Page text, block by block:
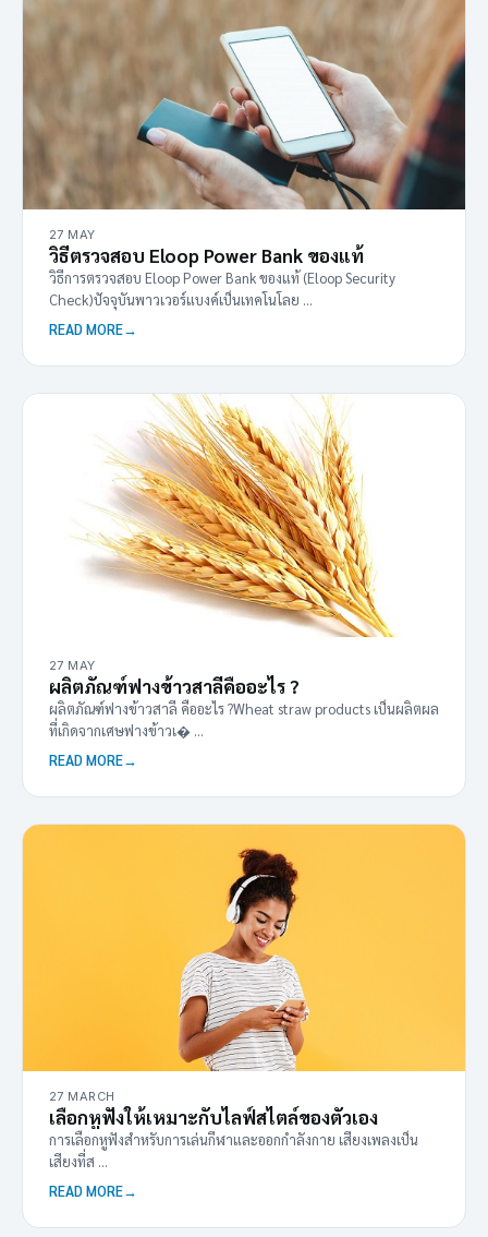
27 MAY
วิธีตรวจสอบ Eloop Power Bank ของแท้
วิธีการตรวจสอบ Eloop Power Bank ของแท้ (Eloop Security
Check)ปัจจุบันพาวเวอร์แบงค์เป็นเทคโนโลย ...
READ MORE
27 MAY
ผลิตภัณฑ์ฟางข้าวสาลีคืออะไร ?
ผลิตภัณฑ์ฟางข้าวสาลี คืออะไร ?Wheat straw products เป็นผลิตผล
ที่เกิดจากเศษฟางข้าวเ� ...
READ MORE
27 MARCH
เลือกหูฟังให้เหมาะกับไลฟ์สไตล์ของตัวเอง
การเลือกหูฟังสำหรับการเล่นกีฬาและออกกำลังกาย เสียงเพลงเป็น
เสียงที่ส ...
READ MORE